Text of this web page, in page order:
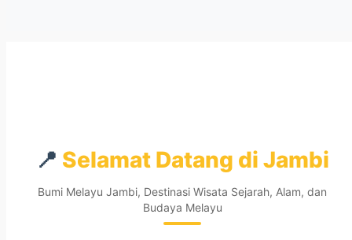
📍 Selamat Datang di Jambi
Bumi Melayu Jambi, Destinasi Wisata Sejarah, Alam, dan
Budaya Melayu